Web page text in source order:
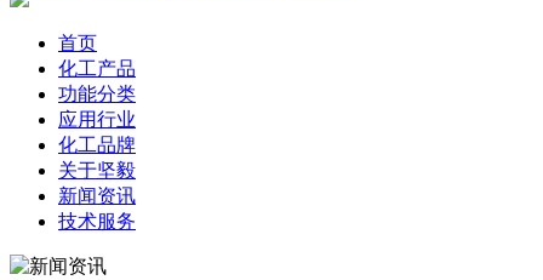
首页
化工产品
功能分类
应用行业
化工品牌
关于坚毅
新闻资讯
技术服务